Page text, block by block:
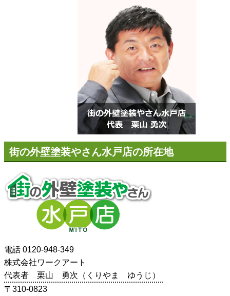
街の外壁塗装やさん水戸店の所在地
電話 0120-948-349
株式会社ワークアート
代表者 栗山 勇次（くりやま ゆうじ）
〒310-0823